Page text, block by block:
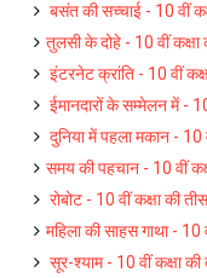
बसंत की सच्चाई - 10 वीं
तुलसी के दोहे - 10 वीं कक्षा
इंटरनेट क्रांति - 10 वीं
ईमानदारों के सम्मेलन में - 10
दुनिया में पहला मकान - 10
समय की पहचान - 10 वीं
रोबोट - 10 वीं कक्षा की
महिला की साहस गाथा - 10
सूर-श्याम - 10 वीं कक्षा की